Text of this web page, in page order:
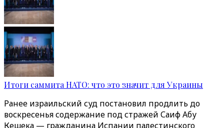
Итоги саммита НАТО: что это значит для Украины
Ранее израильский суд постановил продлить до
воскресенья содержание под стражей Саиф Абу
Кешека — гражданина Испании палестинского